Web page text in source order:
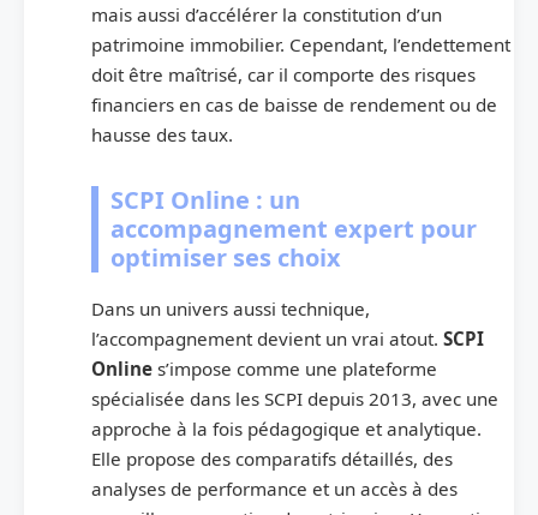
mais aussi d’accélérer la constitution d’un
patrimoine immobilier. Cependant, l’endettement
doit être maîtrisé, car il comporte des risques
financiers en cas de baisse de rendement ou de
hausse des taux.
SCPI Online : un
accompagnement expert pour
optimiser ses choix
Dans un univers aussi technique,
l’accompagnement devient un vrai atout. SCPI
Online s’impose comme une plateforme
spécialisée dans les SCPI depuis 2013, avec une
approche à la fois pédagogique et analytique.
Elle propose des comparatifs détaillés, des
analyses de performance et un accès à des